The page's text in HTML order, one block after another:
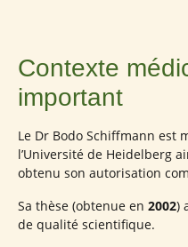
Contexte
important
Le Dr Bodo Schiffmann est
l’Université de Heidelberg
obtenu son autorisation
Sa thèse (obtenue en 2002)
de qualité scientifique.